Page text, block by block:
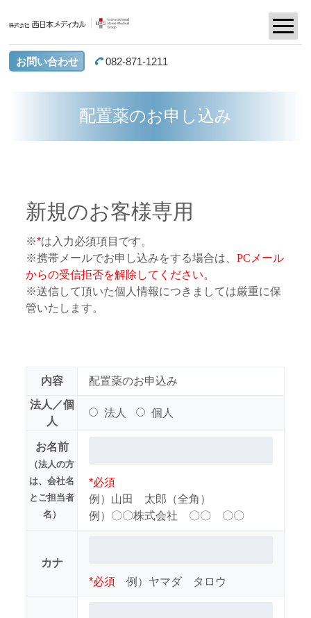
お問い合わせ 082-871-1211
配置薬のお申し込み
新規のお客様専用
※*は入力必須項目です。
※携帯メールでお申し込みをする場合は、PCメール
からの受信拒否を解除してください。
※送信して頂いた個人情報につきましては厳重に保
管いたします。
内容
配置薬のお申込み
法人／個
人
法人 個人
お名前
（法人の方
は、会社名
とご担当者
名）
*必須
例）山田 太郎（全角）
例）〇〇株式会社 〇〇 〇〇
カナ
*必須
例）ヤマダ タロウ